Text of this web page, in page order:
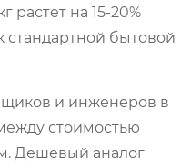
растет на 15-20%
бытовой
и инженеров в
стоимостью
Дешевый аналог